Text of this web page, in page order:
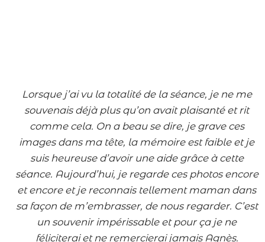
Lorsque j’ai vu la totalité de la séance, je ne me
souvenais déjà plus qu’on avait plaisanté et rit
comme cela. On a beau se dire, je grave ces
images dans ma tête, la mémoire est faible et je
suis heureuse d’avoir une aide grâce à cette
séance. Aujourd’hui, je regarde ces photos encore
et encore et je reconnais tellement maman dans
sa façon de m’embrasser, de nous regarder. C’est
un souvenir impérissable et pour ça je ne
féliciterai et ne remercierai jamais Agnès.